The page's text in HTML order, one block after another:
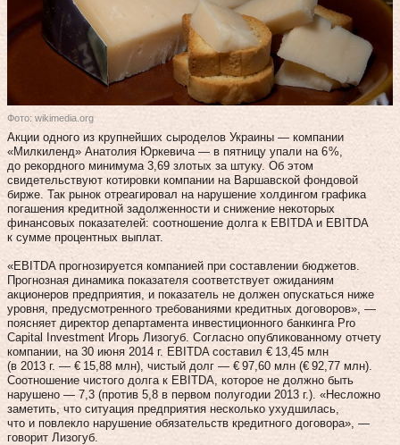
Фото: wikimedia.org
Акции одного из крупнейших сыроделов Украины — компании
«Милкиленд» Анатолия Юркевича — в пятницу упали на 6 %,
до рекордного минимума 3,69 злотых за штуку. Об этом
свидетельствуют котировки компании на Варшавской фондовой
бирже. Так рынок отреагировал на нарушение холдингом графика
погашения кредитной задолженности и снижение некоторых
финансовых показателей: соотношение долга к EBITDA и EBITDA
к сумме процентных выплат.
«EBITDA прогнозируется компанией при составлении бюджетов.
Прогнозная динамика показателя соответствует ожиданиям
акционеров предприятия, и показатель не должен опускаться ниже
уровня, предусмотренного требованиями кредитных договоров», —
поясняет директор департамента инвестиционного банкинга Pro
Capital Investment Игорь Лизогуб. Согласно опубликованному отчету
компании, на 30 июня 2014 г. EBITDA составил € 13,45 млн
(в 2013 г. — € 15,88 млн), чистый долг — € 97,60 млн (€ 92,77 млн).
Со­от­ношение чистого долга к EBITDA, которое не должно быть
нарушено — 7,3 (против 5,8 в первом полугодии 2013 г.). «Несложно
заметить, что ситуация предприятия несколько ухудшилась,
что и повлекло нарушение обязательств кредитного договора», —
говорит Лизогуб.